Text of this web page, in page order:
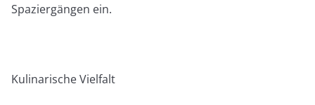
Spaziergängen ein. ​
Kulinarische Vielfalt